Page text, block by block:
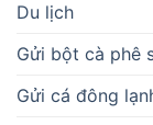
Du lịch
Gửi bột cà phê
Gửi cá đông